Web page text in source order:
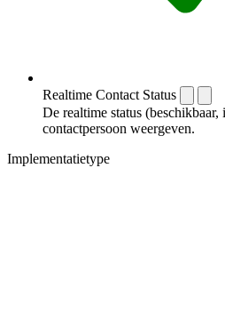
Realtime Contact Status
De realtime status (beschikbaar,
contactpersoon weergeven.
Implementatietype